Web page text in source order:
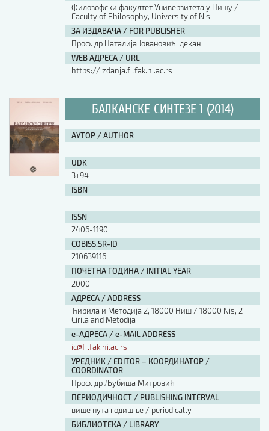
Филозофски факултет Универзитета у Нишу /
Faculty of Philosophy, University of Nis
ЗА ИЗДАВАЧА / FOR PUBLISHER
Проф. др Наталија Јовановић, декан
WEB АДРЕСА / URL
https://izdanja.filfak.ni.ac.rs
БАЛКАНСКЕ СИНТЕЗЕ 1 (2014)
АУТОР / AUTHOR
-
UDK
3+94
ISBN
-
ISSN
2406-1190
COBISS.SR-ID
210639116
ПОЧЕТНА ГОДИНА / INITIAL YEAR
2000
АДРЕСА / ADDRESS
Ћирила и Методија 2, 18000 Ниш / 18000 Nis, 2
Cirila and Metodija
е-АДРЕСА / e-MAIL ADDRESS
ic@filfak.ni.ac.rs
УРЕДНИК / EDITOR – КООРДИНАТОР /
COORDINATOR
Проф. др Љубиша Митровић
ПЕРИОДИЧНОСТ / PUBLISHING INTERVAL
више пута годишње / periodically
БИБЛИОТЕКА / LIBRARY